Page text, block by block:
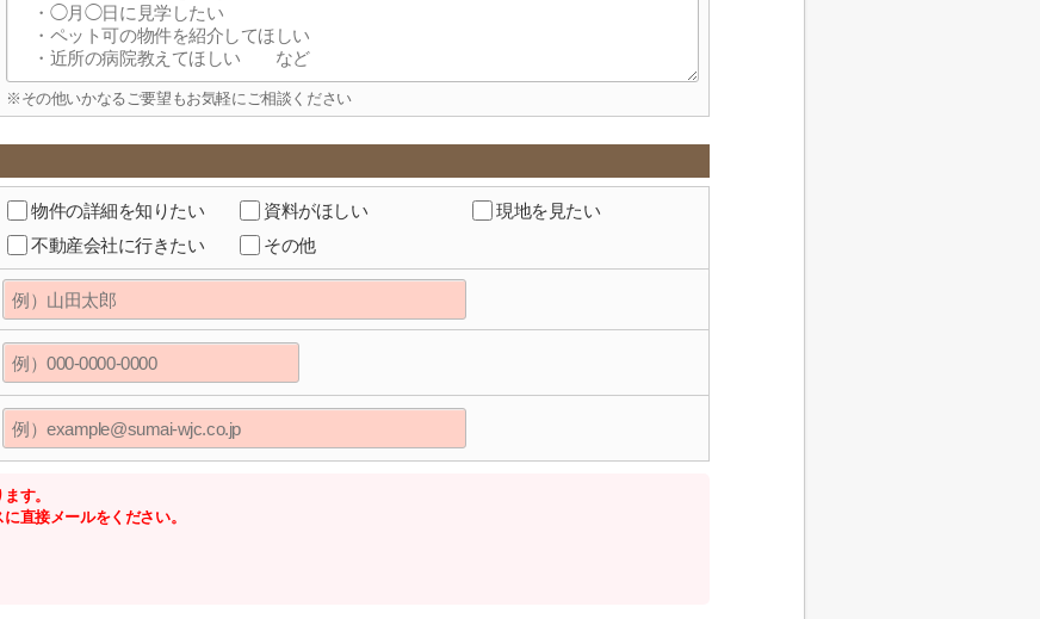
※その他いかなるご要望もお気軽にご相談ください
物件の詳細を知りたい 資料がほしい
現地を見たい
不動産会社に行きたい
その他
す。
直接メールをください。